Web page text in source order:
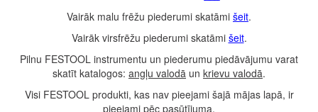
Vairāk malu frēžu piederumi skatāmi šeit.
Vairāk virsfrēžu piederumi skatāmi šeit.
Pilnu FESTOOL instrumentu un piederumu piedāvājumu varat
skatīt katalogos: angļu valodā un krievu valodā.
Visi FESTOOL produkti, kas nav pieejami šajā mājas lapā, ir
pieejami pēc pasūtījuma.